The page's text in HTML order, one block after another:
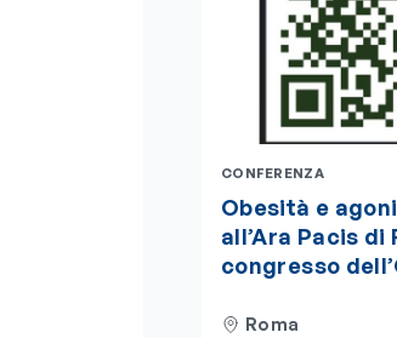
CONFERENZA
Obesità e
all’Ara Pacis di
congresso
dell’Abruzzo.
Roma